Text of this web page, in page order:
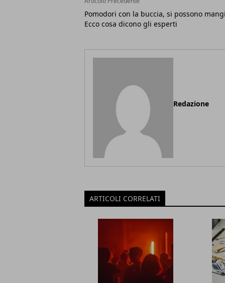
Pomodori con la buccia, si possono
Ecco cosa dicono gli esperti
Redazione
ARTICOLI CORRELATI